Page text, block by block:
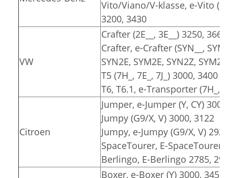
Vito/Viano/V-klasse, e-Vito
3200, 3430
VW
Crafter (2E__, 3E__) 3250,
Crafter, e-Crafter (SYN__,
SYN2E, SYM2E, SYN2Z,
T5 (7H_, 7E_, 7J_) 3000, 3400
T6, T6.1, e-Transporter (7H_,
Citroen
Jumper, e-Jumper (Y, CY)
Jumpy (G9/X, V) 3000, 3122
Jumpy, e-Jumpy (G9/X, V)
SpaceTourer, E-SpaceTourer
Berlingo, E-Berlingo 2785,
Boxer, e-Boxer (Y) 3000,